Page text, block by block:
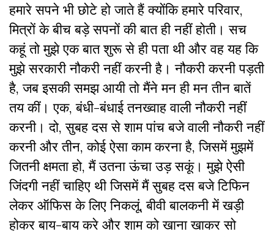
हमारे सपने भी छोटे हो जाते हैं क्योंकि हमारे परिवार,
मित्रों के बीच बड़े सपनों की बात ही नहीं होती। सच
कहूं तो मुझे एक बात शुरू से ही पता थी और वह यह कि
मुझे सरकारी नौकरी नहीं करनी है। नौकरी करनी पड़ती
है, जब इसकी समझ आयी तो मैंने मन ही मन तीन बातें
तय कीं। एक, बंधी-बंधाई तनख्वाह वाली नौकरी नहीं
करनी। दो, सुबह दस से शाम पांच बजे वाली नौकरी नहीं
करनी और तीन, कोई ऐसा काम करना है, जिसमें मुझमें
जितनी क्षमता हो, मैं उतना ऊंचा उड़ सकूं। मुझे ऐसी
जिंदगी नहीं चाहिए थी जिसमें मैं सुबह दस बजे टिफिन
लेकर ऑफिस के लिए निकलूं, बीवी बालकनी में खड़ी
होकर बाय-बाय करे और शाम को खाना खाकर सो